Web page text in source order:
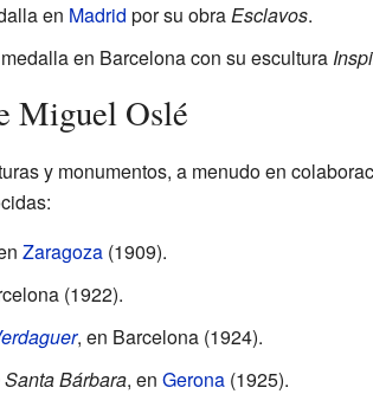
en Madrid por su obraEsclavos.
en Barcelona con su escultura
Miguel Oslé
y monumentos, a menudo en
Zaragoza(1909).
(1922).
, en Barcelona (1924).
Bárbara, en Gerona(1925).